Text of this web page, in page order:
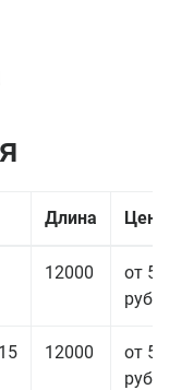
Длина Цена
12000
от
руб.
12000
от
руб.